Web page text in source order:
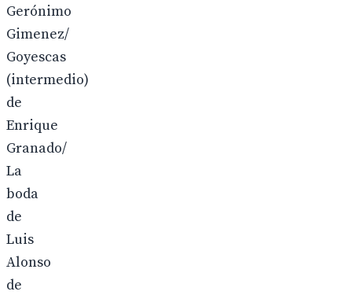
Gerónimo
Gimenez/
Goyescas
(intermedio)
de
Enrique
Granado/
La
boda
de
Luis
Alonso
de